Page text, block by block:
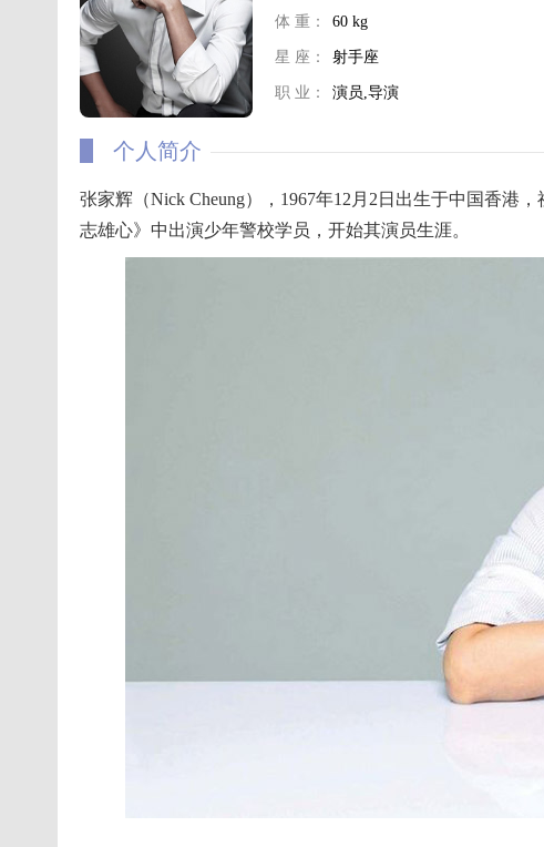
体 重： 60 kg
星 座： 射手座
职 业： 演员,导演
个人简介
张家辉（Nick Cheung），1967年12月2日出生于中国香港
志雄心》中出演少年警校学员，开始其演员生涯。